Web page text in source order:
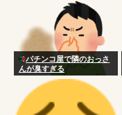
パチンコ屋で隣のおっさ
んが臭すぎる